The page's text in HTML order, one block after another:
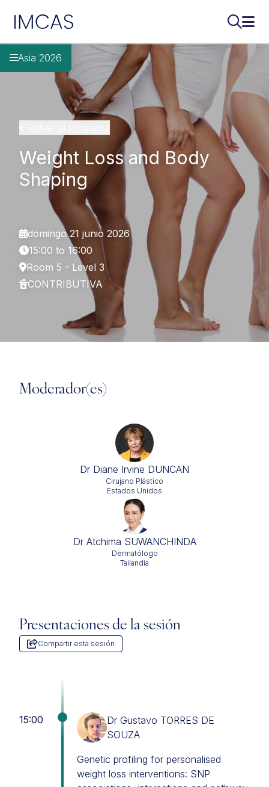
Ir al contenido principal
IMCAS
Asia 2026
Weight Loss and Body
Shaping
domingo 21 junio 2026
15:00 to 16:00
Room 5 - Level 3
CONTRIBUTIVA
Moderador(es)
Dr Diane Irvine DUNCAN
Cirujano Plástico
Estados Unidos
Dr Atchima SUWANCHINDA
Dermatólogo
Tailandia
Presentaciones de la sesión
Compartir esta sesión
15:00
Dr Gustavo TORRES DE
SOUZA
Genetic profiling for personalised
weight loss interventions: SNP